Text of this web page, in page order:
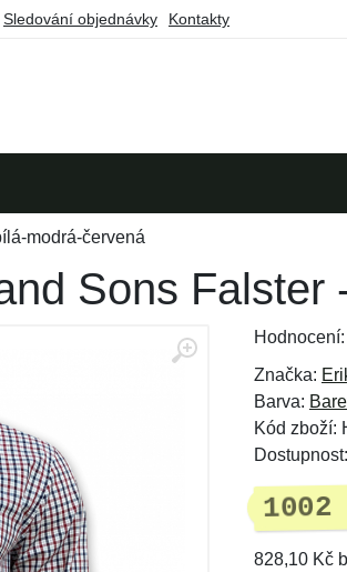
Sledování objednávky Kontakty
modrá-červená
Sons Falster
Hodnocení:
Značka:
Barva:
Kód zboží:
Dostupnost:
1002
828,10 Kč